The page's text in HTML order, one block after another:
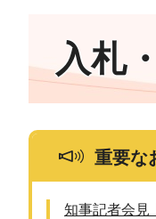
入札
重要な
知事記者会見